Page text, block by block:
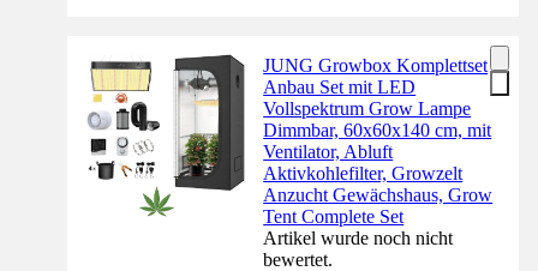
JUNG Growbox Komplettset
Anbau Set mit LED
Vollspektrum Grow Lampe
Dimmbar, 60x60x140 cm, mit
Ventilator, Abluft
Aktivkohlefilter, Growzelt
Anzucht Gewächshaus, Grow
Tent Complete Set
Artikel wurde noch nicht
bewertet.